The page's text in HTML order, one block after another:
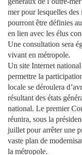
mer pour lesquelles
pourront être définies
en lien avec les élus
Une consultation sera
vivant en métropole.
Un site Internet
permettre la
locale se déroulera
résultant des états
national. Le premier
réunira, sous la
juillet pour arrêter une
vaste plan de
la métropole.